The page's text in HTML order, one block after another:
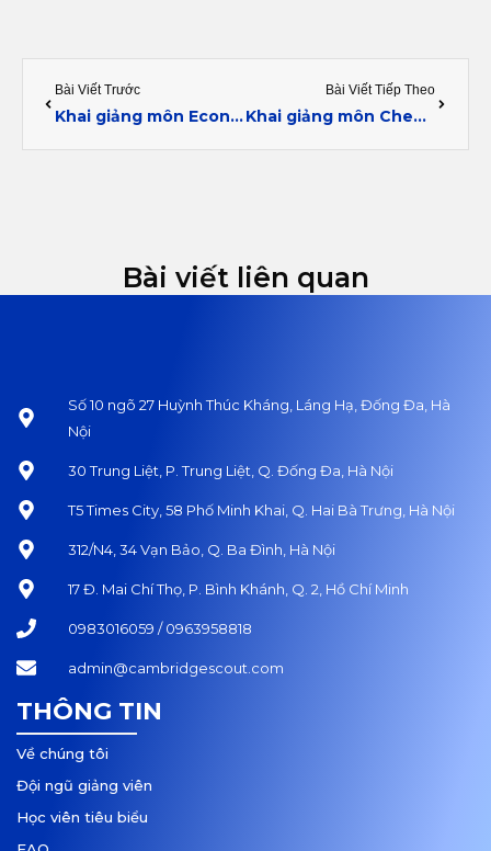
Bài Viết Trước
Khai giảng môn Economics (9EC0)
Bài Viết Tiếp Theo
Khai giảng môn Chemistry (9701)
Bài viết liên quan
Số 10 ngõ 27 Huỳnh Thúc Kháng, Láng Hạ, Đống Đa, Hà
Nội
30 Trung Liệt, P. Trung Liệt, Q. Đống Đa, Hà Nội
T5 Times City, 58 Phố Minh Khai, Q. Hai Bà Trưng, Hà Nội
312/N4, 34 Vạn Bảo, Q. Ba Đình, Hà Nội
17 Đ. Mai Chí Thọ, P. Bình Khánh, Q. 2, Hồ Chí Minh
0983016059 / 0963958818
admin@cambridgescout.com
THÔNG TIN
Về chúng tôi
Đội ngũ giảng viên
Học viên tiêu biểu